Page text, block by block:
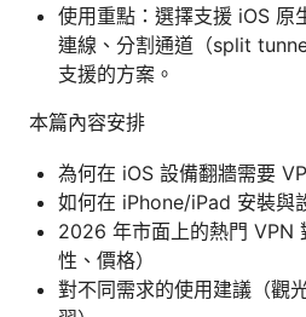
使用重點：選擇支援 iOS 原
連線、分割通道（split
支援的方案。
本篇內容安排
為何在 iOS 設備翻牆需要
如何在 iPhone/iPad 安裝與
2026 年市面上的熱門 VPN
性、價格）
對不同需求的使用建議（觀